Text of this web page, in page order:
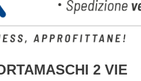
2 VIE